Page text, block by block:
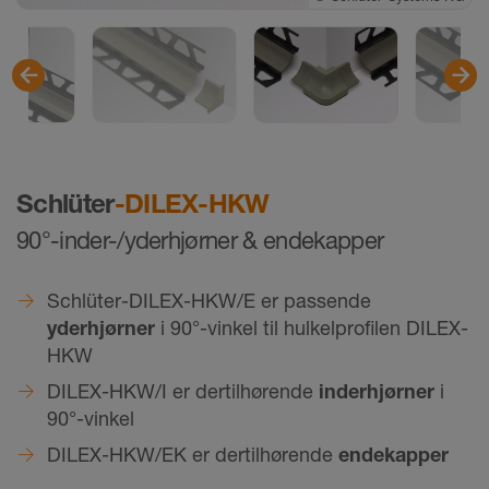
Schlüter-DILEX-HKW
90°-inder-/yderhjørner & endekapper
Schlüter-DILEX-HKW/E er passende
yderhjørner i 90°-vinkel til hulkelprofilen DILEX-
HKW
DILEX-HKW/I er dertilhørende inderhjørner i
90°-vinkel
DILEX-HKW/EK er dertilhørende endekapper